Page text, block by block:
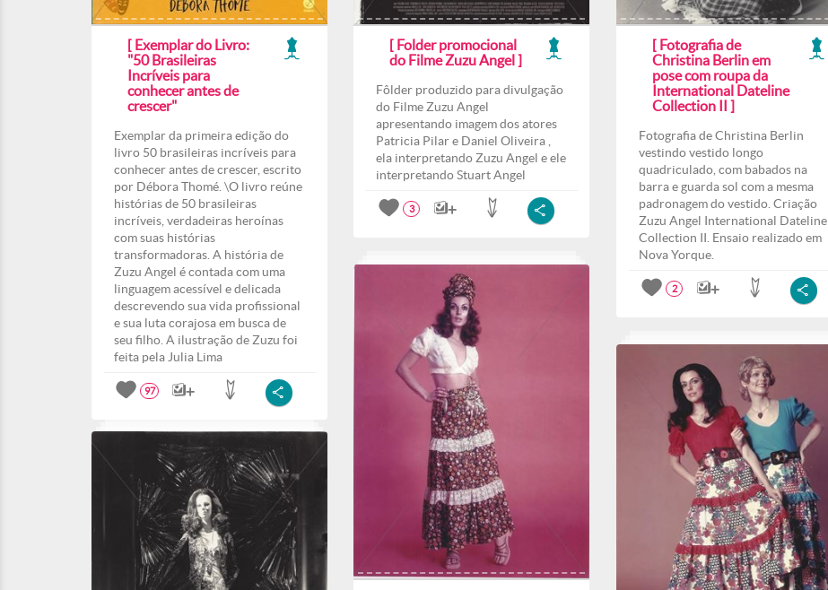
[ Exemplar do Livro:
"50 Brasileiras
Incríveis para
conhecer antes de
crescer"
Exemplar da primeira edição do
livro 50 brasileiras incríveis para
conhecer antes de crescer, escrito
por Débora Thomé. \O livro reúne
histórias de 50 brasileiras
incríveis, verdadeiras heroínas
com suas histórias
transformadoras. A história de
Zuzu Angel é contada com uma
linguagem acessível e delicada
descrevendo sua vida profissional
e sua luta corajosa em busca de
seu filho. A ilustração de Zuzu foi
feita pela Julia Lima
97
[ Folder promocional
do Filme Zuzu Angel ]
Fôlder produzido para divulgação
do Filme Zuzu Angel
apresentando imagem dos atores
Patricia Pilar e Daniel Oliveira ,
ela interpretando Zuzu Angel e ele
interpretando Stuart Angel
3
[ Fotografia de
Christina Berlin em
pose com roupa da
International Dateline
Collection II ]
Fotografia de Christina Berlin
vestindo vestido longo
quadriculado, com babados na
barra e guarda sol com a mesma
padronagem do vestido. Criação
Zuzu Angel International Dateline
Collection II. Ensaio realizado em
Nova Yorque.
2